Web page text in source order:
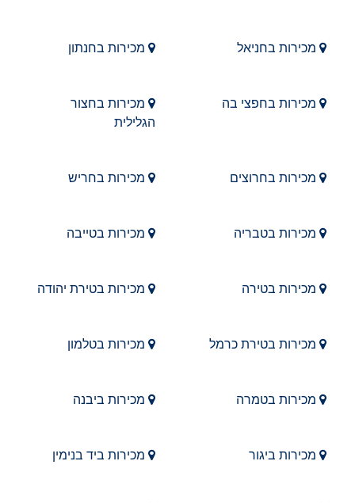
מכירות בחניאל מכירות בחנתון
מכירות בחפצי בה
מכירות בחצור
הגלילית
מכירות בחרוצים מכירות בחריש
מכירות בטבריה מכירות בטייבה
מכירות בטירה מכירות בטירת יהודה
מכירות בטירת כרמל מכירות בטלמון
מכירות בטמרה מכירות ביבנה
מכירות ביגור מכירות ביד בנימין